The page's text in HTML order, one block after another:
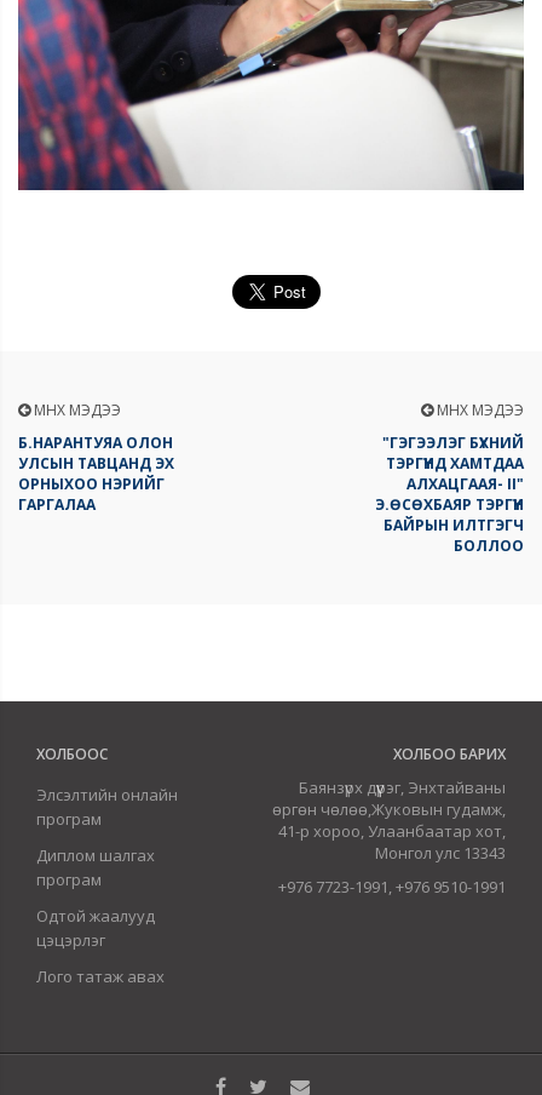
ӨМНӨХ МЭДЭЭ
Б.НАРАНТУЯА ОЛОН
УЛСЫН ТАВЦАНД ЭХ
ОРНЫХОО НЭРИЙГ
ГАРГАЛАА
ӨМНӨХ МЭДЭЭ
"ГЭГЭЭЛЭГ БҮХНИЙ
ТЭРГҮҮНД ХАМТДАА
АЛХАЦГААЯ- II"
Э.ӨСӨХБАЯР ТЭРГҮҮН
БАЙРЫН ИЛТГЭГЧ
БОЛЛОО
ХОЛБООС
Элсэлтийн онлайн
програм
Диплом шалгах
програм
Одтой жаалууд
цэцэрлэг
Лого татаж авах
ХОЛБОО БАРИХ
Баянзүрх дүүрэг, Энхтайваны
өргөн чөлөө,Жуковын гудамж,
41-р хороо, Улаанбаатар хот,
Монгол улс 13343
+976 7723-1991, +976 9510-1991